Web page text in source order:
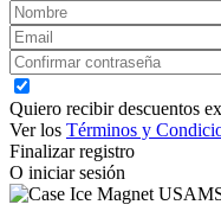
Quiero recibir descuentos
Ver los Términos y
Finalizar registro
O iniciar sesión